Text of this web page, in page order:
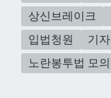
상신브레이크
입법청원
기
노란봉투법 모